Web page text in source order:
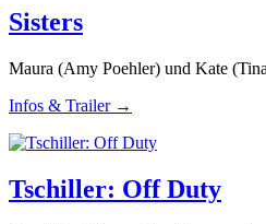
Sisters
Maura (Amy Poehler) und Kate
Infos & Trailer →
Tschiller: Off Duty